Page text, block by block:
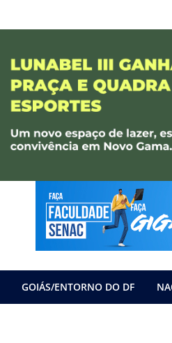
GOIÁS/ENTORNO DO DF